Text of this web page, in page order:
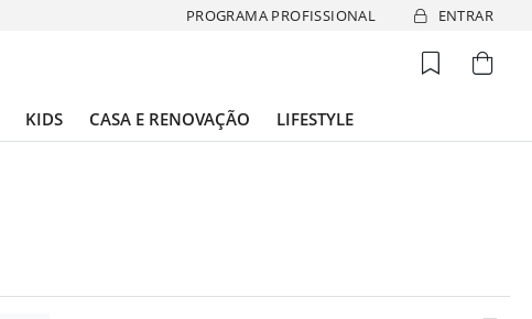
PROGRAMA PROFISSIONAL ENTRAR
KIDS CASA E RENOVAÇÃO LIFESTYLE